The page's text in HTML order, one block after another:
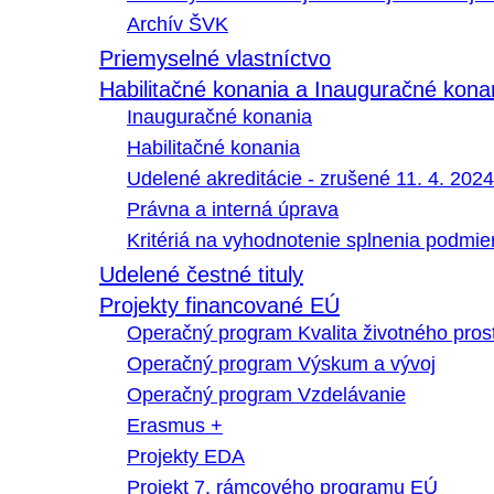
Archív ŠVK
Priemyselné vlastníctvo
Habilitačné konania a Inauguračné
Inauguračné konania
Habilitačné konania
Udelené akreditácie - zrušené 11. 4. 2024
Právna a interná úprava
Kritériá na vyhodnotenie splnenia
Udelené čestné tituly
Projekty financované EÚ
Operačný program Kvalita životného
Operačný program Výskum a vývoj
Operačný program Vzdelávanie
Erasmus +
Projekty EDA
Projekt 7. rámcového programu EÚ